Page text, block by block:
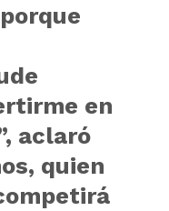
en
aclaró
quien